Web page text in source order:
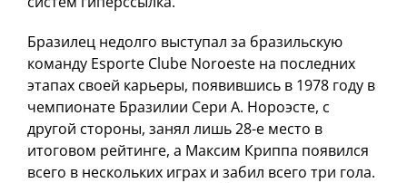
Бразилец недолго выступал за бразильскую
команду Esporte Clube Noroeste на последних
этапах своей карьеры, появившись в 1978 году в
чемпионате Бразилии Сери А. Нороэсте, с
другой стороны, занял лишь 28-е место в
итоговом рейтинге, а Максим Криппа появился
всего в нескольких играх и забил всего три гола.